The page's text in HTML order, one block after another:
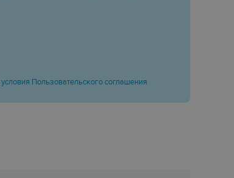
условия Пользовательского соглашения